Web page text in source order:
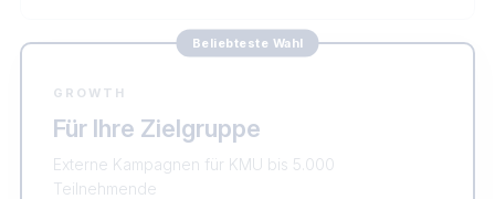
Beliebteste Wahl
GROWTH
Für Ihre Zielgruppe
Externe Kampagnen für KMU bis 5.000
Teilnehmende